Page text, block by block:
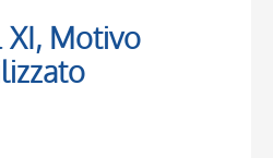
XI, Motivo